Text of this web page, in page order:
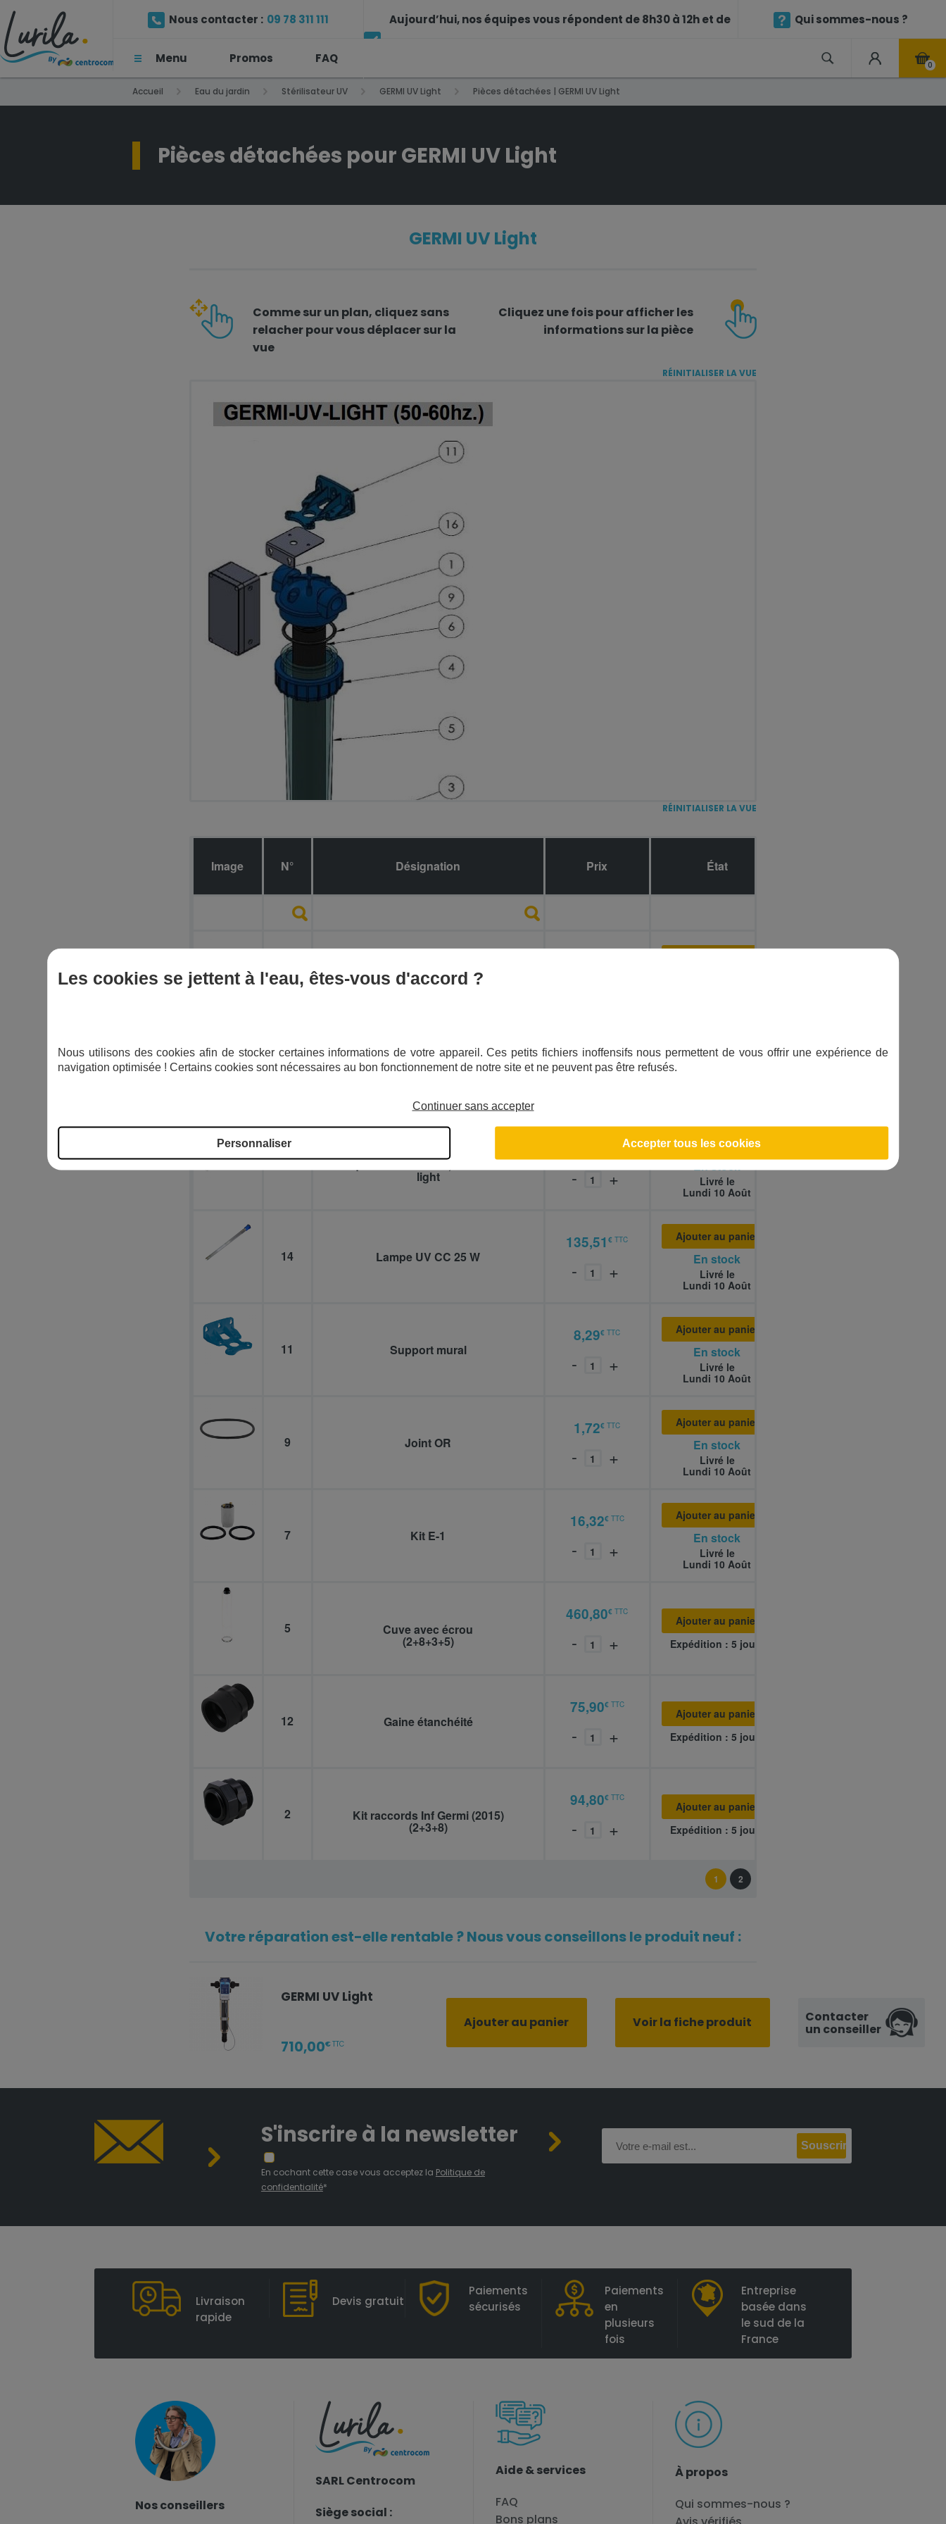
Nous contacter : 09 78 311 111
(Prix d'un appel local)
Aujourd’hui, nos équipes vous répondent de 8h30 à 12h et de Qui sommes-nous ?
Menu Promos FAQ 0
Accueil Eau du jardin Stérilisateur UV GERMI UV Light Pièces détachées | GERMI UV Light
Pièces détachées pour GERMI UV Light
GERMI UV Light
Comme sur un plan, cliquez sans
relacher pour vous déplacer sur la
vue
Cliquez une foispour afficher les
informations sur la pièce
RÉINITIALISER LA VUE
RÉINITIALISER LA VUE
Image N° Désignation Référence
Prix État
99 Clé
4 Bague de serrage 938001
12,01€TTC Ajouter au panier
10 Gaine quartz Germi 1000, ultra 1000 et UV
light
937726
TTC
- +
Ajouter au panier
En stock
Livré le
Lundi 10 Août
14 Lampe UV CC 25 W
135,51€TTC
- +
Ajouter au panier
En stock
Livré le
Lundi 10 Août
11 Support mural
8,29€TTC
- +
Ajouter au panier
En stock
Livré le
Lundi 10 Août
9 Joint OR
1,72€TTC
- +
Ajouter au panier
En stock
Livré le
Lundi 10 Août
7 Kit E-1
16,32€ TTC
- +
Ajouter au panier
En stock
Livré le
Lundi 10 Août
5 Cuve avec écrou
(2+8+3+5)
460,80€TTC
- +
Ajouter au panier
Expédition : 5 jours
12 Gaine étanchéité
75,90€ TTC
- +
Ajouter au panier
Expédition : 5 jours
2 Kit raccords Inf Germi (2015)
(2+3+8)
94,80€ TTC
- +
Ajouter au panier
Expédition : 5 jours
1 2
Votre réparation est-elle rentable ? Nous vous conseillons le produit neuf :
GERMI UV Light
710,00€TTC
Ajouter au panier Voir la fiche produit Contacter
un conseiller
S'inscrire à la newsletter
En cochant cette case vous acceptez la Politique de
confidentialité*
Livraison
rapide
Devis gratuit
Paiements
sécurisés
Paiements
en
plusieurs
fois
Entreprise
basée dans
le sud de la
France
Nos conseillers
SARL Centrocom
Siège social :
Aide & services
FAQ
Bons plans
À propos
Qui sommes-nous ?
Les cookies se jettent à l'eau, êtes-vous d'accord ?
Nous utilisons des cookies afin de stocker certaines informations de votre appareil. Ces petits fichiers inoffensifs nous permettent de vous offrir une expérience de
navigation optimisée ! Certains cookies sont nécessaires au bon fonctionnement de notre site et ne peuvent pas être refusés.
Continuer sans accepter
Personnaliser Accepter tous les cookies